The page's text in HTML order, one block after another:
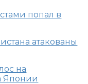
попал в
атакованы
на
Японии